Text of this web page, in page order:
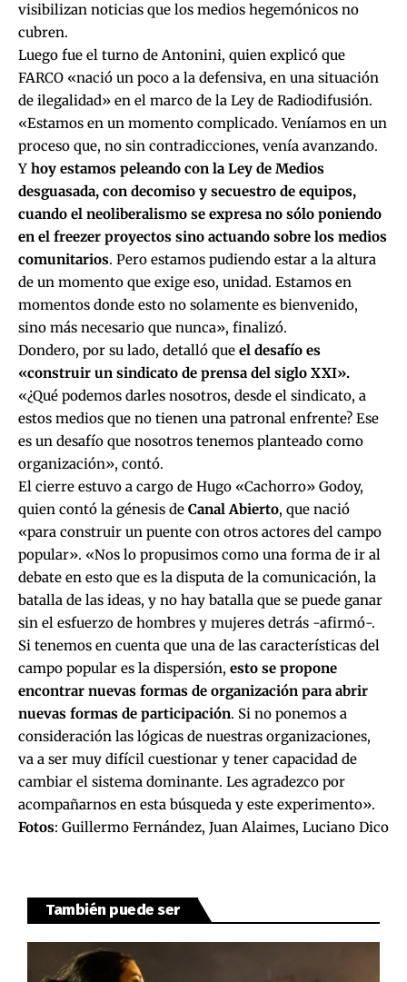
visibilizan noticias que los medios hegemónicos no
cubren.
Luego fue el turno de Antonini, quien explicó que
FARCO «nació un poco a la defensiva, en una situación
de ilegalidad» en el marco de la Ley de Radiodifusión.
«Estamos en un momento complicado. Veníamos en un
proceso que, no sin contradicciones, venía avanzando.
Y hoy estamos peleando con la Ley de Medios
desguasada, con decomiso y secuestro de equipos,
cuando el neoliberalismo se expresa no sólo poniendo
en el freezer proyectos sino actuando sobre los medios
comunitarios. Pero estamos pudiendo estar a la altura
de un momento que exige eso, unidad. Estamos en
momentos donde esto no solamente es bienvenido,
sino más necesario que nunca», finalizó.
Dondero, por su lado, detalló que el desafío es
«construir un sindicato de prensa del siglo XXI».
«¿Qué podemos darles nosotros, desde el sindicato, a
estos medios que no tienen una patronal enfrente? Ese
es un desafío que nosotros tenemos planteado como
organización», contó.
El cierre estuvo a cargo de Hugo «Cachorro» Godoy,
quien contó la génesis de Canal Abierto, que nació
«para construir un puente con otros actores del campo
popular». «Nos lo propusimos como una forma de ir al
debate en esto que es la disputa de la comunicación, la
batalla de las ideas, y no hay batalla que se puede ganar
sin el esfuerzo de hombres y mujeres detrás -afirmó-.
Si tenemos en cuenta que una de las características del
campo popular es la dispersión, esto se propone
encontrar nuevas formas de organización para abrir
nuevas formas de participación. Si no ponemos a
consideración las lógicas de nuestras organizaciones,
va a ser muy difícil cuestionar y tener capacidad de
cambiar el sistema dominante. Les agradezco por
acompañarnos en esta búsqueda y este experimento».
Fotos: Guillermo Fernández, Juan Alaimes, Luciano Dico
También puede ser